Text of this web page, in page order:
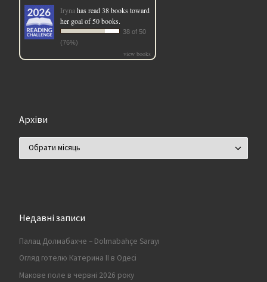
Irynahas read 38 books toward
her goal of 50 books.
38 of 50
(76%)
view books
Архіви
Недавні записи
Палац Долмабахче – Dolmabahçe Sarayı
Огляд готелю Катерина II в Одесі
Макове поле в червні 2026 року